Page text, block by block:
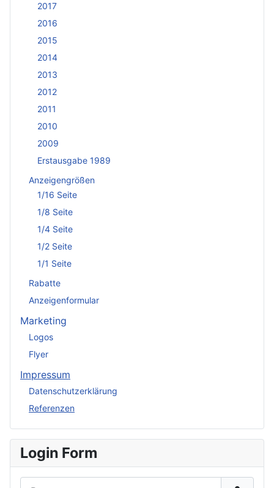
2017
2016
2015
2014
2013
2012
2011
2010
2009
Erstausgabe 1989
Anzeigengrößen
1/16 Seite
1/8 Seite
1/4 Seite
1/2 Seite
1/1 Seite
Rabatte
Anzeigenformular
Marketing
Logos
Flyer
Impressum
Datenschutzerklärung
Referenzen
Login Form